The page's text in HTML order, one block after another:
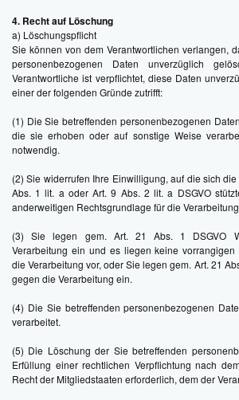
4. Recht auf Löschung
a) Löschungspflicht
Sie können von dem Verantwortlichen verlangen,
personenbezogenen Daten unverzüglich
Verantwortliche ist verpflichtet, diese Daten
einer der folgenden Gründe zutrifft:
(1) Die Sie betreffenden personenbezogenen
die sie erhoben oder auf sonstige Weise
notwendig.
(2) Sie widerrufen Ihre Einwilligung, auf die sich
Abs. 1 lit. a oder Art. 9 Abs. 2 lit. a DSGVO
anderweitigen Rechtsgrundlage für die
(3) Sie legen gem. Art. 21 Abs. 1 DSGVO
Verarbeitung ein und es liegen keine
die Verarbeitung vor, oder Sie legen gem. Art. 21
gegen die Verarbeitung ein.
(4) Die Sie betreffenden personenbezogenen
verarbeitet.
(5) Die Löschung der Sie betreffenden
Erfüllung einer rechtlichen Verpflichtung nach
Recht der Mitgliedstaaten erforderlich, dem der